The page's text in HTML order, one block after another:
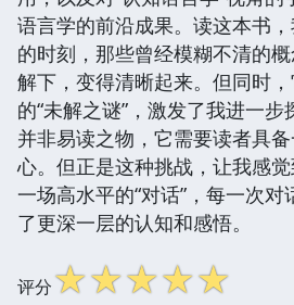
语言学的前沿成果。读这本书，
的时刻，那些曾经模糊不清的
解下，变得清晰起来。但同时
的“未解之谜”，激发了我进一
并非易读之物，它需要读者具
心。但正是这种挑战，让我感
一场高水平的“对话”，每一次
了更深一层的认知和感悟。
评分☆☆☆☆☆